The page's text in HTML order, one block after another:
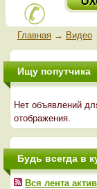
Главная→ Видео
Ищу попутчика
Нет объявлений
отображения.
Будь всегда в
Вся лента